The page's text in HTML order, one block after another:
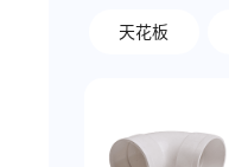
天花板